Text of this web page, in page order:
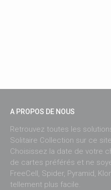
A PROPOS DE NOUS
Retrouvez toutes les
Solitaire Collection sur ce
Choisissez la date de votre
de cartes préférés et ne
FreeCell, Spider, Pyramid,
tellement plus facile.